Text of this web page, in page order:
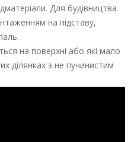
Для будівництва
на підставу,
на поверхні або які мало
ділянках з не пучинистим